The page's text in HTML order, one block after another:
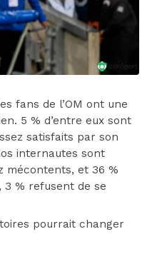
fans de l’OM ont une
5 % d’entre eux sont
satisfaits par son
internautes sont
mécontents, et 36 %
% refusent de se
pourrait changer